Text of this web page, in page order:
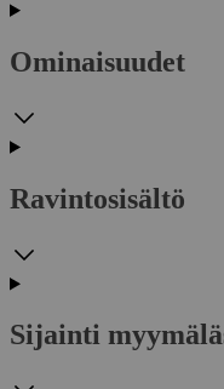
Ominaisuudet
Ravintosisältö
Sijainti